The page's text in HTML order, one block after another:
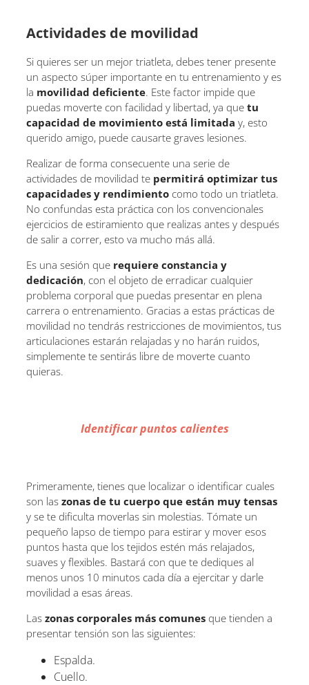
Actividades de movilidad
Si quieres ser un mejor triatleta, debes tener presente
un aspecto súper importante en tu entrenamiento y es
la movilidad deficiente. Este factor impide que
puedas moverte con facilidad y libertad, ya que tu
capacidad de movimiento está limitada y, esto
querido amigo, puede causarte graves lesiones.
Realizar de forma consecuente una serie de
actividades de movilidad te permitirá optimizar tus
capacidades y rendimiento como todo un triatleta.
No confundas esta práctica con los convencionales
ejercicios de estiramiento que realizas antes y después
de salir a correr, esto va mucho más allá.
Es una sesión que requiere constancia y
dedicación, con el objeto de erradicar cualquier
problema corporal que puedas presentar en plena
carrera o entrenamiento. Gracias a estas prácticas de
movilidad no tendrás restricciones de movimientos, tus
articulaciones estarán relajadas y no harán ruidos,
simplemente te sentirás libre de moverte cuanto
quieras.
Identificar puntos calientes
Primeramente, tienes que localizar o identificar cuales
son las zonas de tu cuerpo que están muy tensas
y se te dificulta moverlas sin molestias. Tómate un
pequeño lapso de tiempo para estirar y mover esos
puntos hasta que los tejidos estén más relajados,
suaves y flexibles. Bastará con que te dediques al
menos unos 10 minutos cada día a ejercitar y darle
movilidad a esas áreas.
Las zonas corporales más comunes que tienden a
presentar tensión son las siguientes:
Espalda.
Cuello.